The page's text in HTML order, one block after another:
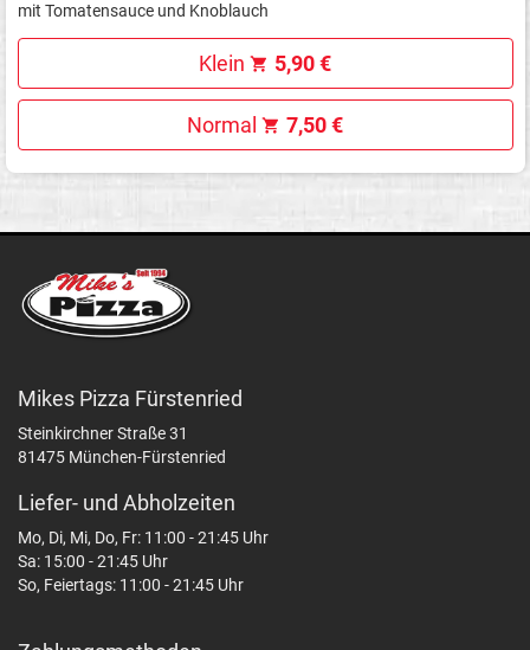
mit Tomatensauce und Knoblauch
Klein 5,90 €
Normal 7,50 €
Mikes Pizza Fürstenried
Steinkirchner Straße 31
81475 München-Fürstenried
Liefer- und Abholzeiten
Mo, Di, Mi, Do, Fr: 11:00 - 21:45 Uhr
Sa: 15:00 - 21:45 Uhr
So, Feiertags: 11:00 - 21:45 Uhr